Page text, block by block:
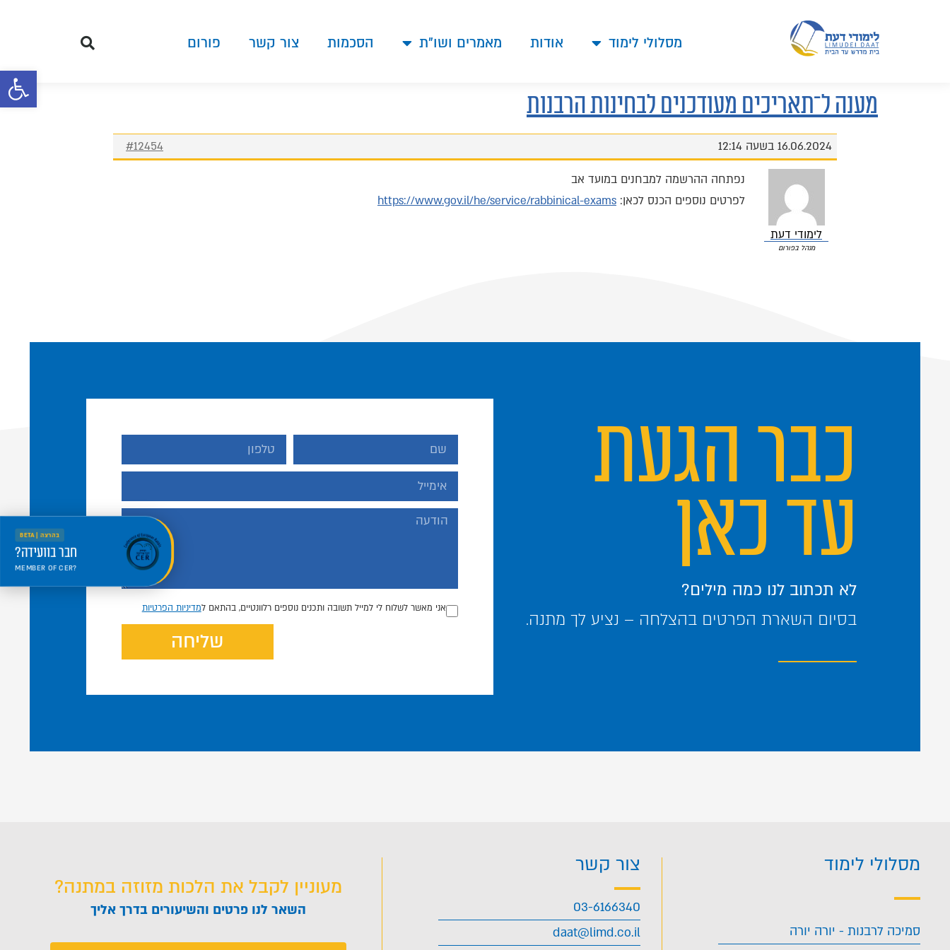
פתח
מסלולי לימוד אודות מאמרים ושו"ת הסכמות צור קשר פורום
מענה ל־תאריכים מעודכנים לבחינות הרבנות
16.06.2024 בשעה 12:14 #12454
לימודי דעת
מנהל בפורום
נפתחה ההרשמה למבחנים במועד אב
לפרטים נוספים הכנס לכאן: https://www.gov.il/he/service/rabbinical-exams
כבר הגעת
עד כאן
לא תכתוב לנו כמה מילים?
בסיום השארת הפרטים בהצלחה – נציע לך מתנה.
אני מאשר לשלוח לי למייל תשובה ותכנים נוספים רלוונטיים, בהתאם למדיניות הפרטיות
שליחה
מסלולי לימוד
סמיכה לרבנות - יורה יורה
צור קשר
03-6166340
daat@limd.co.il
מעוניין לקבל את הלכות מזוזה במתנה?
השאר לנו פרטים והשיעורים בדרך אליך
בהרצה | BETA
חבר בוועידה?
MEMBER OF CER?
Welcome to the new portal